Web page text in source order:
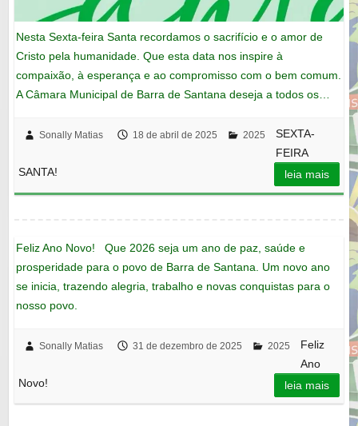
Nesta Sexta-feira Santa recordamos o sacrifício e o amor de
Cristo pela humanidade. Que esta data nos inspire à
compaixão, à esperança e ao compromisso com o bem comum.
A Câmara Municipal de Barra de Santana deseja a todos os…
Sonally Matias 18 de abril de 2025 2025
SEXTA-
FEIRA
SANTA!
leia mais
Feliz Ano Novo! Que 2026 seja um ano de paz, saúde e
prosperidade para o povo de Barra de Santana. Um novo ano
se inicia, trazendo alegria, trabalho e novas conquistas para o
nosso povo.
Sonally Matias 31 de dezembro de 2025 2025
Feliz
Ano
Novo!
leia mais